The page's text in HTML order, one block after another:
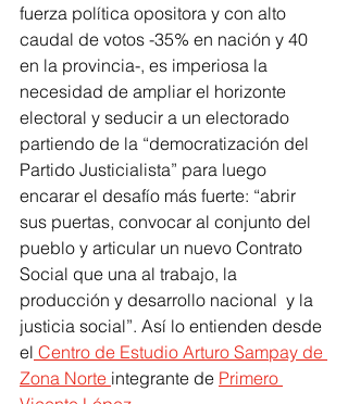
fuerza política opositora y con alto
caudal de votos -35% en nación y 40
en la provincia-, es imperiosa la
necesidad de ampliar el horizonte
electoral y seducir a un electorado
partiendo de la “democratización del
Partido Justicialista” para luego
encarar el desafío más fuerte: “abrir
sus puertas, convocar al conjunto del
pueblo y articular un nuevo Contrato
Social que una al trabajo, la
producción y desarrollo nacional  y la
justicia social”. Así lo entienden desde
el Centro de Estudio Arturo Sampay de
Zona Norte integrante de Primero